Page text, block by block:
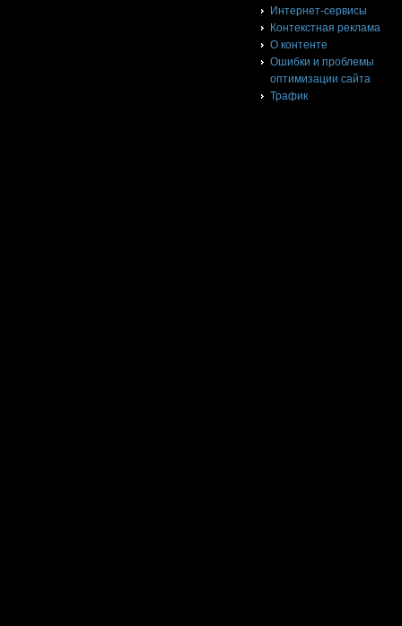
Интернет-сервисы
Контекстная реклама
О контенте
Ошибки и проблемы
оптимизации сайта
Трафик